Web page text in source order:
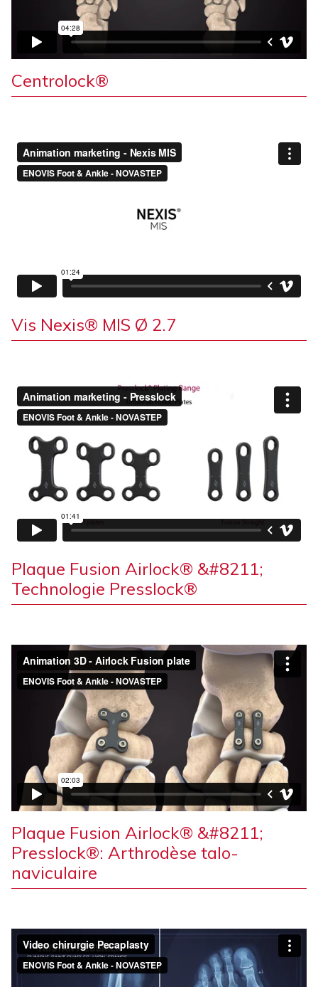
Centrolock®
Vis Nexis® MIS Ø 2.7
Plaque Fusion Airlock® &#8211;
Technologie Presslock®
Plaque Fusion Airlock® &#8211;
Presslock®: Arthrodèse talo-
naviculaire